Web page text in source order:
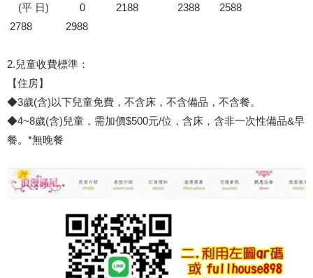
(平 日) 0 2188 2388 2588
2788 2988
2.兒童收費標準：
【住房】
◆3歲(含)以下兒童免費，不含床，不含備品，不含餐。
◆4~8歲(含)兒童，需加價$500元/位，含床，含非一次性備品&早
餐。*無晚餐